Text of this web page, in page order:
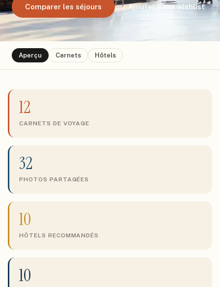
Comparer les séjours Ajouter à ma wishlist
Aperçu Carnets Hôtels
12
CARNETS DE VOYAGE
32
PHOTOS PARTAGÉES
10
HÔTELS RECOMMANDÉS
10